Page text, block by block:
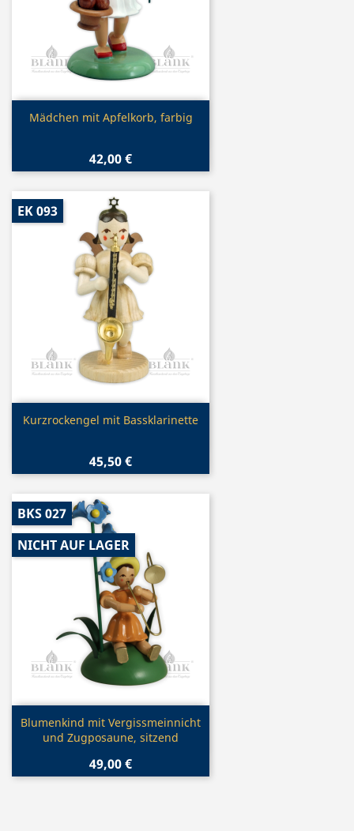
Vorschau
Mädchen mit Apfelkorb, farbig
42,00 €
Vorschau
Kurzrockengel mit Bassklarinette
45,50 €
EK 093
Vorschau
Blumenkind mit Vergissmeinnicht
und Zugposaune, sitzend
49,00 €
BKS 027
NICHT AUF LAGER